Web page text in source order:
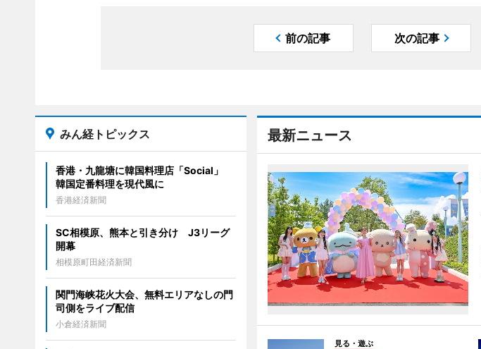
前の記事 次の記事
最新ニュース
見る・遊ぶ
みん経トピックス
香港・九龍塘に韓国料理店「Social」
韓国定番料理を現代風に
香港経済新聞
SC相模原、熊本と引き分け J3リーグ
開幕
相模原町田経済新聞
関門海峡花火大会、無料エリアなしの門
司側をライブ配信
小倉経済新聞